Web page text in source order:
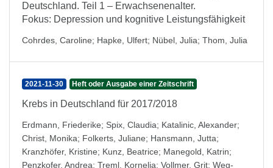
Deutschland. Teil 1 – Erwachsenenalter.
Fokus: Depression und kognitive Leistungsfähigkeit
Cohrdes, Caroline; Hapke, Ulfert; Nübel, Julia; Thom, Julia
2021-11-30 Heft oder Ausgabe einer Zeitschrift
Krebs in Deutschland für 2017/2018
Erdmann, Friederike; Spix, Claudia; Katalinic, Alexander;
Christ, Monika; Folkerts, Juliane; Hansmann, Jutta;
Kranzhöfer, Kristine; Kunz, Beatrice; Manegold, Katrin;
Penzkofer, Andrea; Treml, Kornelia; Vollmer, Grit; Weg-